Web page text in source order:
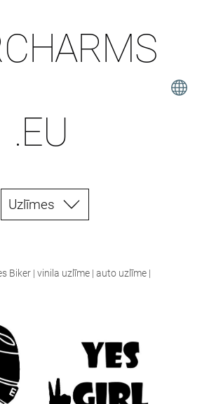
.EU
Uzlīmes
Biker | vinila uzlīme | auto uzlīme |